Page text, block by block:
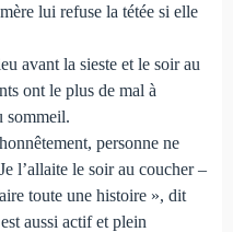
lui refuse la tétée si elle
avant la sieste et le soir au
ont le plus de mal à
sommeil.
personne ne
l’allaite le soir au coucher –
toute une histoire », dit
aussi actif et plein